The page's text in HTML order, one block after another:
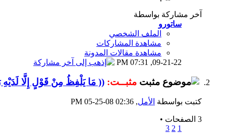
آخر مشاركة بواسطة
ساتورو
الملف الشخصي
مشاهدة المشاركات
مشاهدة مقالات المدونة
09-21-22,
07:31 PM
مثبــت: (( مَا يَلْفِظُ مِنْ قَوْلٍ إِلَّا
كتبت بواسطة الأمل‏, 05-25-08 02:36 PM
3 الصفحات
•
1
2
3